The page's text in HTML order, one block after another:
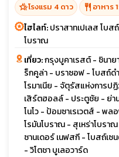
hotel_classโรงแรม 4 ดาว restaurant อาหาร
ไฮไลท์:ปราสาทเปเลส โบส
โบราณ
เที่ยว:กรุงบูคาเรสต์ - ชินา
ร็กคูล่า - บราซอฟ - โบสถ์ด
โรมาเนีย - จัตุรัสแห่งการป
เสิร์ตฮอลล์ - ประตูชัย - ย่า
โนโว - ป้อมซาเรเวตส์ - พ
โรมันโบราณ - สุเหร่าโบรา
ซานเดอร์ เนฟสกี - โบสถ์เ
- วิโตชา บูเลอวาร์ด